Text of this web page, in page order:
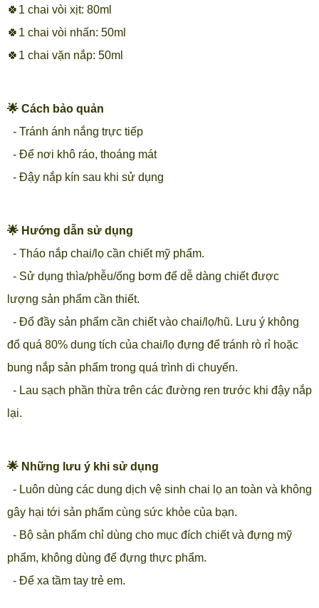
🍀1 chai vòi xịt: 80ml
🍀1 chai vòi nhấn: 50ml
🍀1 chai vặn nắp: 50ml
🌟 Cách bảo quản
- Tránh ánh nắng trực tiếp
- Để nơi khô ráo, thoáng mát
- Đậy nắp kín sau khi sử dụng
🌟 Hướng dẫn sử dụng
- Tháo nắp chai/lọ cần chiết mỹ phẩm.
- Sử dụng thìa/phễu/ống bơm để dễ dàng chiết được
lượng sản phẩm cần thiết.
- Đổ đầy sản phẩm cần chiết vào chai/lọ/hũ. Lưu ý không
đổ quá 80% dung tích của chai/lọ đựng để tránh rò rỉ hoặc
bung nắp sản phẩm trong quá trình di chuyển.
- Lau sạch phần thừa trên các đường ren trước khi đậy nắp
lại.
🌟 Những lưu ý khi sử dụng
- Luôn dùng các dung dịch vệ sinh chai lọ an toàn và không
gây hại tới sản phẩm cùng sức khỏe của bạn.
- Bộ sản phẩm chỉ dùng cho mục đích chiết và đựng mỹ
phẩm, không dùng để đựng thực phẩm.
- Để xa tầm tay trẻ em.